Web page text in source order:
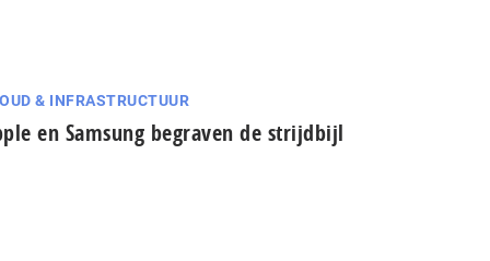
& INFRASTRUCTUUR
en Samsung begraven de strijdbijl